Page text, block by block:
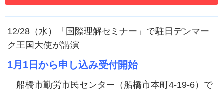
12/28（水）「国際理解セミナー」で駐日デンマー
ク王国大使が講演
1月1日から申し込み受付開始
船橋市勤労市民センター（船橋市本町4-19-6）で